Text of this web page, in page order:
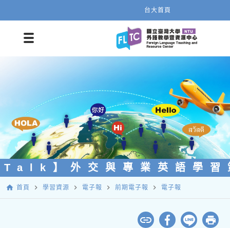
台大首頁
】外交與專業英語學習
home 首頁 navigate_next 學習資源 navigate_next 電子報 navigate_next 前期電子報 navigate_next 電子報